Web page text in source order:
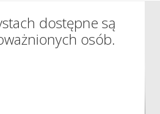
dostępne są
osób.